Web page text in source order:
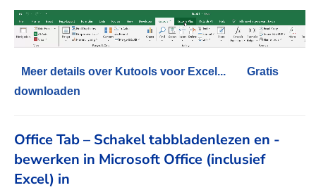
Meer details over Kutools voor Excel...
Gratis
downloaden
Office Tab – Schakel tabbladenlezen en -
bewerken in Microsoft Office (inclusief
Excel) in